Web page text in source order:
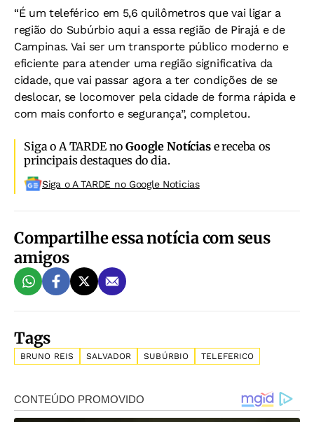
“É um teleférico em 5,6 quilômetros que vai ligar a
região do Subúrbio aqui a essa região de Pirajá e de
Campinas. Vai ser um transporte público moderno e
eficiente para atender uma região significativa da
cidade, que vai passar agora a ter condições de se
deslocar, se locomover pela cidade de forma rápida e
com mais conforto e segurança”, completou.
Siga o A TARDE noGoogle Notíciase receba os
principais destaques do dia.
Siga o A TARDE no Google Noticias
Compartilhe essa notícia com seus
amigos
Tags
BRUNO REIS SALVADOR SUBÚRBIO TELEFERICO